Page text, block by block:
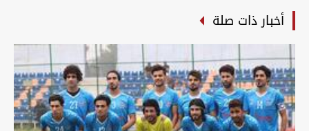
أخبار ذات صلة